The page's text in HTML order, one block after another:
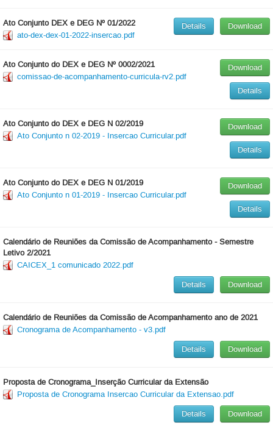
Ato Conjunto DEX e DEG Nº 01/2022
ato-dex-dex-01-2022-insercao.pdf
Download
Details
Ato Conjunto do DEX e DEG Nº 0002/2021
comissao-de-acompanhamento-curricula-rv2.pdf
Download
Details
Ato Conjunto do DEX e DEG N 02/2019
Ato Conjunto n 02-2019 - Insercao Curricular.pdf
Download
Details
Ato Conjunto do DEX e DEG N 01/2019
Ato Conjunto n 01-2019 - Insercao Curricular.pdf
Download
Details
Calendário de Reuniões da Comissão de Acompanhamento - Semestre
Letivo 2/2021
CAICEX_1 comunicado 2022.pdf
Download
Details
Calendário de Reuniões da Comissão de Acompanhamento ano de 2021
Cronograma de Acompanhamento - v3.pdf
Download
Details
Proposta de Cronograma_Inserção Curricular da Extensão
Proposta de Cronograma Insercao Curricular da Extensao.pdf
Download
Details